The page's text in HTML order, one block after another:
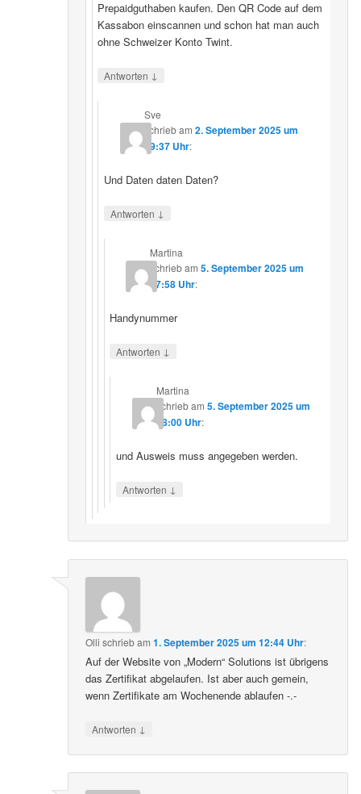
Prepaidguthaben kaufen. Den QR Code auf dem
Kassabon einscannen und schon hat man auch
ohne Schweizer Konto Twint.
Antworten ↓
Sve
schriebam 2. September 2025 um
19:37 Uhr:
Und Daten daten Daten?
Antworten ↓
Martina
schriebam5. September 2025 um
17:58 Uhr:
Handynummer
Antworten ↓
Martina
schriebam 5. September 2025 um
18:00 Uhr:
und Ausweis muss angegeben werden.
Antworten ↓
Olli schriebam1. September 2025 um 12:44 Uhr:
Auf der Website von „Modern“ Solutions ist übrigens
das Zertifikat abgelaufen. Ist aber auch gemein,
wenn Zertifikate am Wochenende ablaufen -.-
Antworten ↓